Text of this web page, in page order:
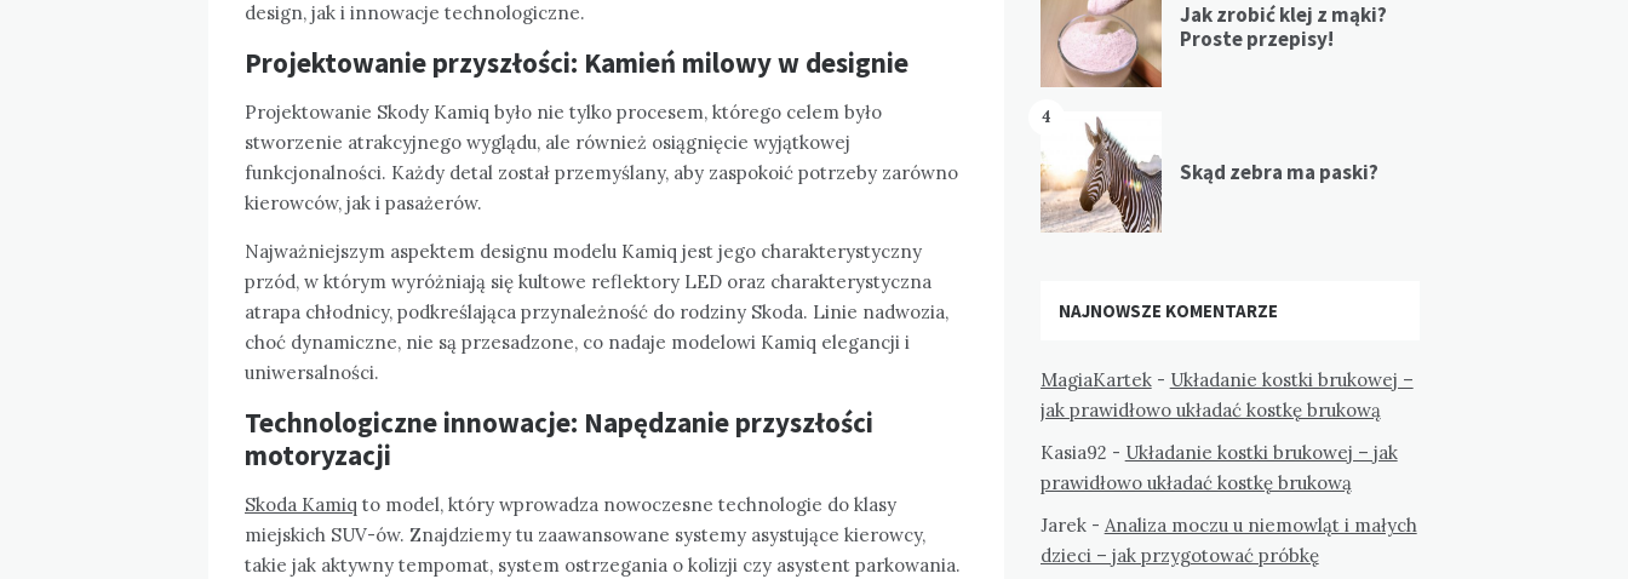
design, jak i innowacje technologiczne.
Projektowanie przyszłości: Kamień milowy w designie
Projektowanie Skody Kamiq było nie tylko procesem, którego celem było
stworzenie atrakcyjnego wyglądu, ale również osiągnięcie wyjątkowej
funkcjonalności. Każdy detal został przemyślany, aby zaspokoić potrzeby zarówno
kierowców, jak i pasażerów.
Najważniejszym aspektem designu modelu Kamiq jest jego charakterystyczny
przód, w którym wyróżniają się kultowe reflektory LED oraz charakterystyczna
atrapa chłodnicy, podkreślająca przynależność do rodziny Skoda. Linie nadwozia,
choć dynamiczne, nie są przesadzone, co nadaje modelowi Kamiq elegancji i
uniwersalności.
Technologiczne innowacje: Napędzanie przyszłości
motoryzacji
Skoda Kamiq to model, który wprowadza nowoczesne technologie do klasy
miejskich SUV-ów. Znajdziemy tu zaawansowane systemy asystujące kierowcy,
takie jak aktywny tempomat, system ostrzegania o kolizji czy asystent parkowania.
Jak zrobić klej z mąki?
Proste przepisy!
4
Skąd zebra ma paski?
NAJNOWSZE KOMENTARZE
MagiaKartek- Układanie kostki brukowej –
jak prawidłowo układać kostkę brukową
Kasia92 - Układanie kostki brukowej – jak
prawidłowo układać kostkę brukową
Jarek- Analiza moczu u niemowląt i małych
dzieci – jak przygotować próbkę